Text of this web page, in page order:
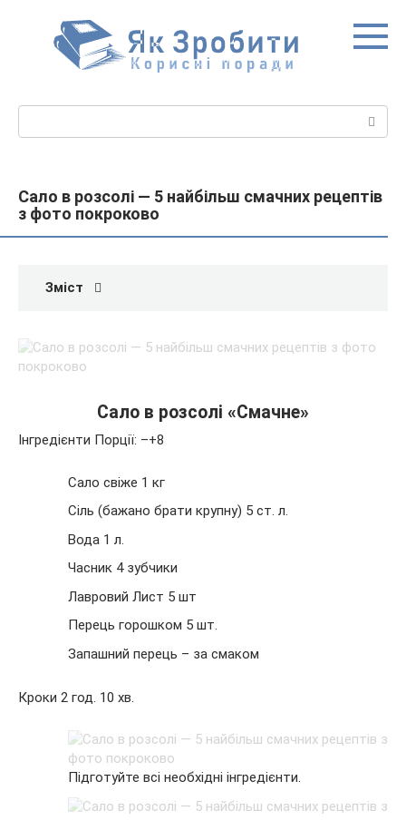
Сало в розсолі — 5 найбільш смачних рецептів
з фото покроково
Зміст
Сало в розсолі «Смачне»
Інгредієнти Порції: –+8
Сало свіже 1 кг
Сіль (бажано брати крупну) 5 ст. л.
Вода 1 л.
Часник 4 зубчики
Лавровий Лист 5 шт
Перець горошком 5 шт.
Запашний перець – за смаком
Кроки 2 год. 10 хв.
Підготуйте всі необхідні інгредієнти.